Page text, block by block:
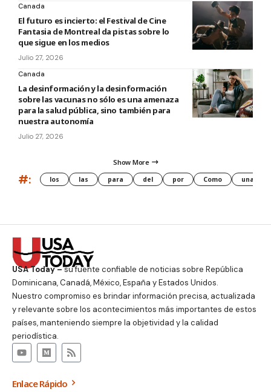
Canada
El futuro es incierto: el Festival de Cine
Fantasia de Montreal da pistas sobre lo
que sigue en los medios
Julio 27, 2026
Canada
La desinformación y la desinformación
sobre las vacunas no sólo es una amenaza
para la salud pública, sino también para
nuestra autonomía
Julio 27, 2026
Show More
#: los las para del por Como una
USA Today –su fuente confiable de noticias sobre República
Dominicana, Canadá, México, España y Estados Unidos.
Nuestro compromiso es brindar información precisa, actualizada
y relevante sobre los acontecimientos más importantes de estos
países, manteniendo siempre la objetividad y la calidad
periodística.
Enlace Rápido